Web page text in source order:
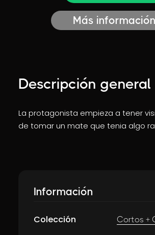
Más información
Descripción general
La protagonista empieza a tener
de tomar un mate que tenia algo
Información
Colección Cortos +